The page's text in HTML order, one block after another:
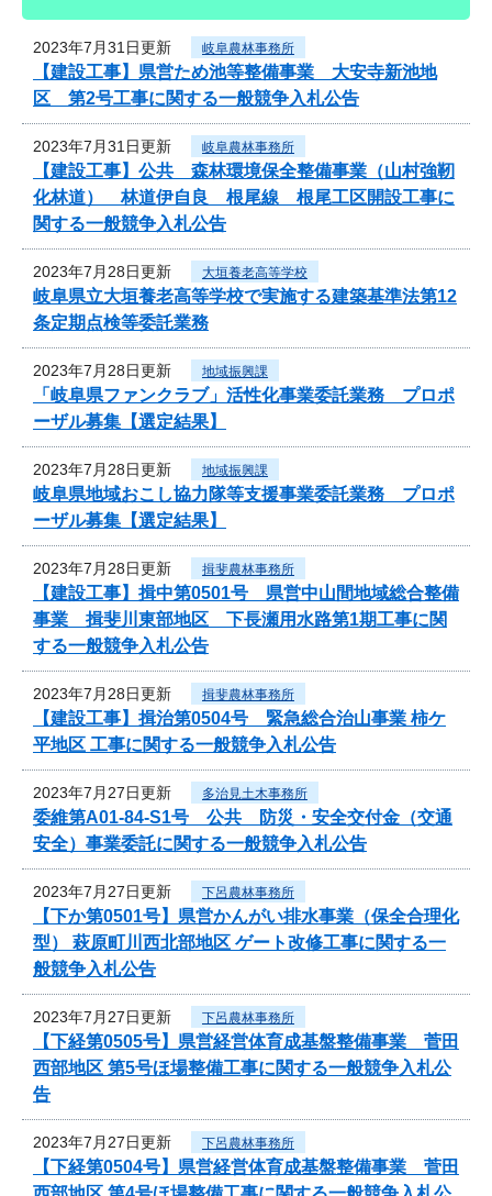
2023年7月31日更新 岐阜農林事務所
【建設工事】県営ため池等整備事業 大安寺新池地
区 第2号工事に関する一般競争入札公告
2023年7月31日更新 岐阜農林事務所
【建設工事】公共 森林環境保全整備事業（山村強靭
化林道） 林道伊自良 根尾線 根尾工区開設工事に
関する一般競争入札公告
2023年7月28日更新 大垣養老高等学校
岐阜県立大垣養老高等学校で実施する建築基準法第12
条定期点検等委託業務
2023年7月28日更新 地域振興課
「岐阜県ファンクラブ」活性化事業委託業務 プロポ
ーザル募集【選定結果】
2023年7月28日更新 地域振興課
岐阜県地域おこし協力隊等支援事業委託業務 プロポ
ーザル募集【選定結果】
2023年7月28日更新 揖斐農林事務所
【建設工事】揖中第0501号 県営中山間地域総合整備
事業 揖斐川東部地区 下長瀬用水路第1期工事に関
する一般競争入札公告
2023年7月28日更新 揖斐農林事務所
【建設工事】揖治第0504号 緊急総合治山事業 柿ケ
平地区 工事に関する一般競争入札公告
2023年7月27日更新 多治見土木事務所
委維第A01-84-S1号 公共 防災・安全交付金（交通
安全）事業委託に関する一般競争入札公告
2023年7月27日更新 下呂農林事務所
【下か第0501号】県営かんがい排水事業（保全合理化
型） 萩原町川西北部地区 ゲート改修工事に関する一
般競争入札公告
2023年7月27日更新 下呂農林事務所
【下経第0505号】県営経営体育成基盤整備事業 菅田
西部地区 第5号ほ場整備工事に関する一般競争入札公
告
2023年7月27日更新 下呂農林事務所
【下経第0504号】県営経営体育成基盤整備事業 菅田